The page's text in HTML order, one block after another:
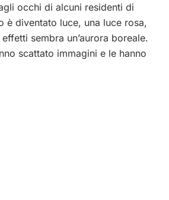
occhi di alcuni residenti di
è diventato luce, una luce rosa,
sembra un’aurora boreale.
scattato immagini e le hanno